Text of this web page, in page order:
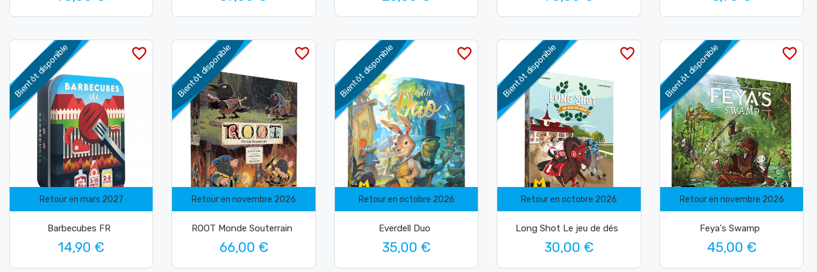
favorite_border
Bientôt disponible
Retour en mars 2027
Barbecubes FR
14,90 €
favorite_border
Bientôt disponible
Retour en novembre 2026
ROOT Monde Souterrain
66,00 €
favorite_border
Bientôt disponible
Retour en octobre 2026
Everdell Duo
35,00 €
favorite_border
Bientôt disponible
Retour en octobre 2026
Long Shot Le jeu de dés
30,00 €
favorite_border
Bientôt disponible
Retour en novembre 2026
Feya's Swamp
45,00 €